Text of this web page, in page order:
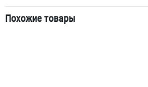
Похожие товары